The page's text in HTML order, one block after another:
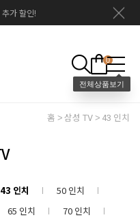
가 할인!
0
홈 삼성 TV 43 인치
43 인치
50 인치
65 인치
70 인치